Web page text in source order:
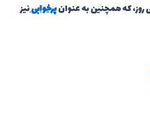
که همچنین به عنوانپرخوابینیز